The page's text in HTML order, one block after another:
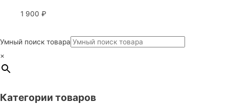
1 900 ₽
Умный поиск товара
×
Категории товаров